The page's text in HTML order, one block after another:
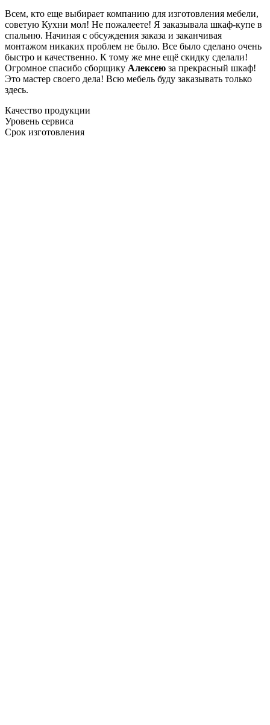
Всем, кто еще выбирает компанию для изготовления мебели,
советую Кухни мол! Не пожалеете! Я заказывала шкаф-купе в
спальню. Начиная с обсуждения заказа и заканчивая
монтажом никаких проблем не было. Все было сделано очень
быстро и качественно. К тому же мне ещё скидку сделали!
Огромное спасибо сборщику Алексею за прекрасный шкаф!
Это мастер своего дела! Всю мебель буду заказывать только
здесь.
Качество продукции
Уровень сервиса
Срок изготовления